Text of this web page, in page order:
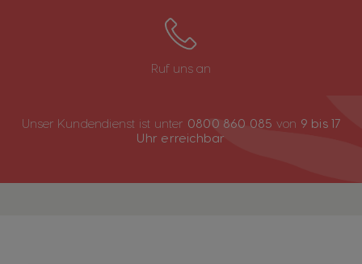
Ruf uns an
Unser Kundendienst ist unter 0800 860 085 von 9 bis 17
Uhr erreichbar